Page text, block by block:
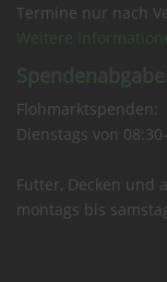
Termine nur nach
Weitere
Flohmarktspenden:
Dienstags von
Futter, Decken und
montags bis